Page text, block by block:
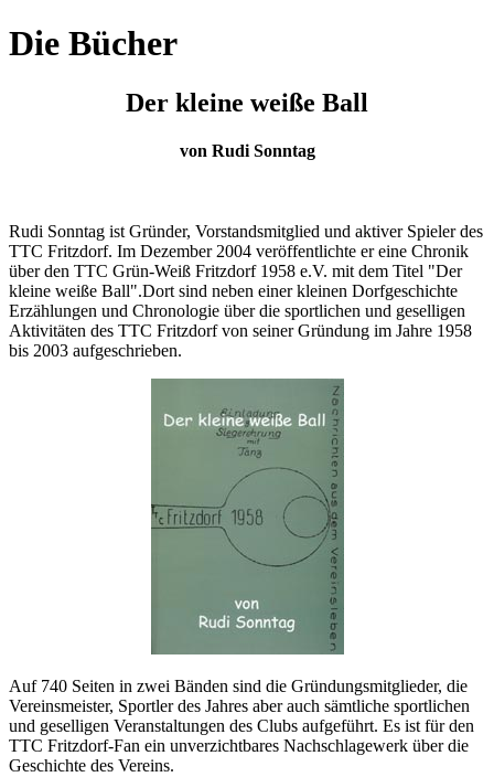
Die Bücher
Der kleine weiße Ball
von Rudi Sonntag
Rudi Sonntag ist Gründer, Vorstandsmitglied und aktiver Spieler des
TTC Fritzdorf. Im Dezember 2004 veröffentlichte er eine Chronik
über den TTC Grün-Weiß Fritzdorf 1958 e.V. mit dem Titel "Der
kleine weiße Ball".Dort sind neben einer kleinen Dorfgeschichte
Erzählungen und Chronologie über die sportlichen und geselligen
Aktivitäten des TTC Fritzdorf von seiner Gründung im Jahre 1958
bis 2003 aufgeschrieben.
Auf 740 Seiten in zwei Bänden sind die Gründungsmitglieder, die
Vereinsmeister, Sportler des Jahres aber auch sämtliche sportlichen
und geselligen Veranstaltungen des Clubs aufgeführt. Es ist für den
TTC Fritzdorf-Fan ein unverzichtbares Nachschlagewerk über die
Geschichte des Vereins.